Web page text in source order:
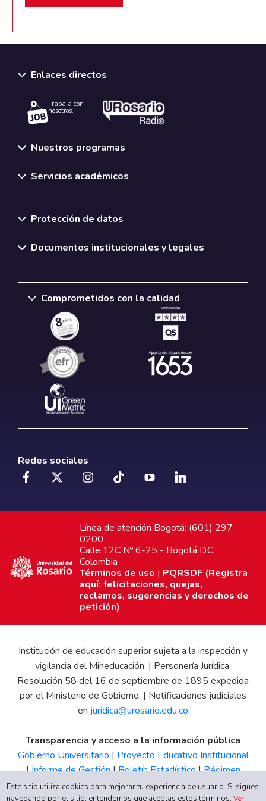
Enlaces directos
Trabaja con
nosotros.
Nuestros programas
Servicios académicos
Protección de datos
Documentos institucionales y legales
Comprometidos con la calidad
Redes sociales
Línea de atención Bogotá: (601) 297
0200
Calle 12C Nº 6-25 - Bogotá D.C.
Colombia
Términos de uso | PQRSDF (Registra
aquí: felicitaciones, quejas,
reclamos, sugerencias y derechos de
petición)
Institución de educación superior sujeta a la inspección y
vigilancia del Mineducación. | Personería Jurídica:
Resolución 58 del 16 de septiembre de 1895 expedida
por el Ministerio de Gobierno. | Notificaciones judiciales
en juridica@urosario.edu.co
Transparencia y acceso a la información pública
Gobierno Universitario | Proyecto Educativo Institucional
|Informe de Gestión|Boletín Estadístico|Régimen
Tributario|Estados Financieros |Código de Ética| Canal
Este sitio utiliza cookies para mejorar tu experiencia de usuario. Si sigues
navegando por el sitio, entendemos que aceptas estos términos.Ver